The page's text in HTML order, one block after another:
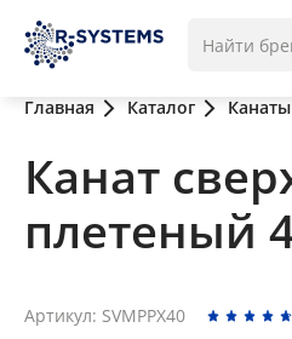
Главная Каталог
Канат
плетеный
Артикул: SVMPPX40